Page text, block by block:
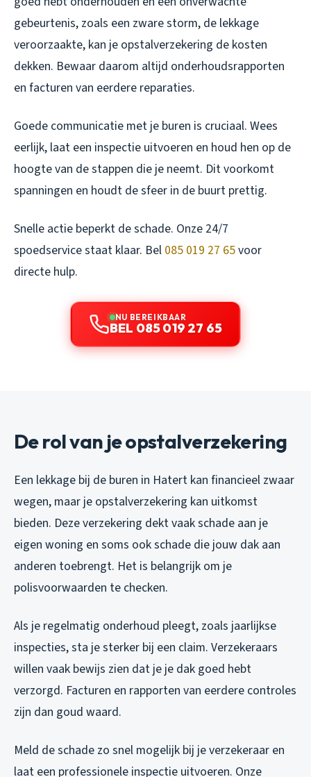
gebeurtenis, zoals een zware storm, de lekkage
veroorzaakte, kan je opstalverzekering de kosten
dekken. Bewaar daarom altijd onderhoudsrapporten
en facturen van eerdere reparaties.
Goede communicatie met je buren is cruciaal. Wees
eerlijk, laat een inspectie uitvoeren en houd hen op de
hoogte van de stappen die je neemt. Dit voorkomt
spanningen en houdt de sfeer in de buurt prettig.
Snelle actie beperkt de schade. Onze 24/7
spoedservice staat klaar. Bel 085 019 27 65voor
directe hulp.
NU BEREIKBAAR
BEL 085 019 27 65
De rol van je opstalverzekering
Een lekkage bij de buren in Hatert kan financieel zwaar
wegen, maar je opstalverzekering kan uitkomst
bieden. Deze verzekering dekt vaak schade aan je
eigen woning en soms ook schade die jouw dak aan
anderen toebrengt. Het is belangrijk om je
polisvoorwaarden te checken.
Als je regelmatig onderhoud pleegt, zoals jaarlijkse
inspecties, sta je sterker bij een claim. Verzekeraars
willen vaak bewijs zien dat je je dak goed hebt
verzorgd. Facturen en rapporten van eerdere controles
zijn dan goud waard.
Meld de schade zo snel mogelijk bij je verzekeraar en
laat een professionele inspectie uitvoeren. Onze